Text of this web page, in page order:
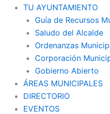
TU AYUNTAMIENTO
Guía de Recursos
Saludo del Alcalde
Ordenanzas
Corporación
Gobierno Abierto
ÁREAS MUNICIPALES
DIRECTORIO
EVENTOS